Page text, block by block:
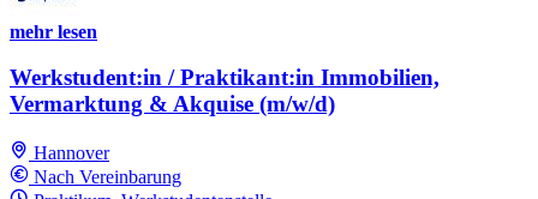
mehr lesen
Werkstudent:in / Praktikant:in Immobilien,
Vermarktung & Akquise (m/w/d)
Hannover
Nach Vereinbarung